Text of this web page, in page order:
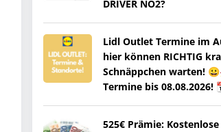
DRIVER NO2?
Lidl Outlet Termine im
hier können RICHTIG
Schnäppchen warten!
Termine bis 08.08.2026!
525€ Prämie: Kostenlose